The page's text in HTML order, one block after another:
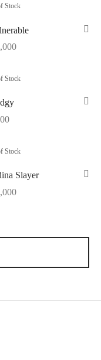
Stock
Stock
Stock
Slayer